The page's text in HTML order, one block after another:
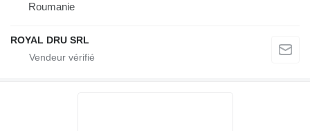
Roumanie
ROYAL DRU SRL